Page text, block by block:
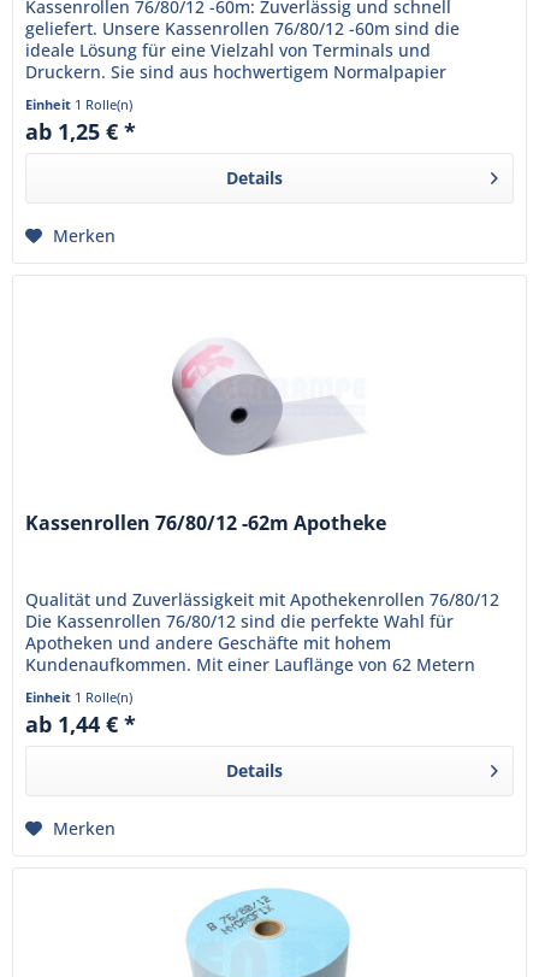
Kassenrollen 76/80/12 -60m: Zuverlässig und schnell
geliefert. Unsere Kassenrollen 76/80/12 -60m sind die
ideale Lösung für eine Vielzahl von Terminals und
Druckern. Sie sind aus hochwertigem Normalpapier
gefertigt, das eine klare...
Einheit 1 Rolle(n)
ab 1,25 € *
Details
Merken
Kassenrollen 76/80/12 -62m Apotheke
Qualität und Zuverlässigkeit mit Apothekenrollen 76/80/12
Die Kassenrollen 76/80/12 sind die perfekte Wahl für
Apotheken und andere Geschäfte mit hohem
Kundenaufkommen. Mit einer Lauflänge von 62 Metern
sorgen sie dafür, dass die...
Einheit 1 Rolle(n)
ab 1,44 € *
Details
Merken